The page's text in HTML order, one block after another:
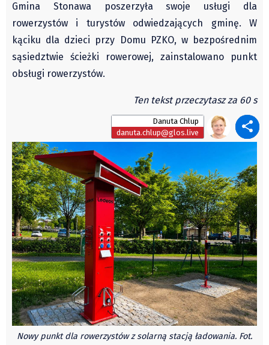
Kontakt
Sekretariat
Redaktorzy
Napisz artykuł
OGÓLNE WARUNKI HANDLOWE
Všeobecné obchodní podmínky
Wiadomości
Region
Czechy
Polska
Świat
Kongres Polaków
Sejmiki Gminne 2024
PZKO
Placówki dyplomatyczne w CZ
Gmina Stonawa poszerzyła swoje usługi dla
rowerzystów i turystów odwiedzających gminę. W
kąciku dla dzieci przy Domu PZKO, w bezpośrednim
sąsiedztwie ścieżki rowerowej, zainstalowano punkt
obsługi rowerzystów.
Ten tekst przeczytasz za 60 s
Danuta Chlup
danuta.chlup@glos.live
Nowy punkt dla rowerzystów z solarną stacją ładowania. Fot.